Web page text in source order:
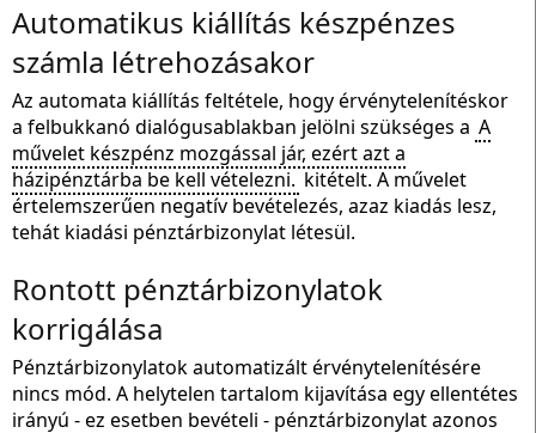
Automatikus kiállítás készpénzes
számla létrehozásakor
Az automata kiállítás feltétele, hogy érvénytelenítéskor
a felbukkanó dialógusablakban jelölni szükséges a A
művelet készpénz mozgással jár, ezért azt a
házipénztárba be kell vételezni. kitételt. A művelet
értelemszerűen negatív bevételezés, azaz kiadás lesz,
tehát kiadási pénztárbizonylat létesül.
Rontott pénztárbizonylatok
korrigálása
Pénztárbizonylatok automatizált érvénytelenítésére
nincs mód. A helytelen tartalom kijavítása egy ellentétes
irányú - ez esetben bevételi - pénztárbizonylat azonos